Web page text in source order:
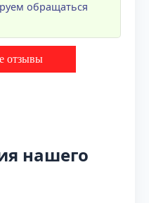
обращаться
отзывы
нашего